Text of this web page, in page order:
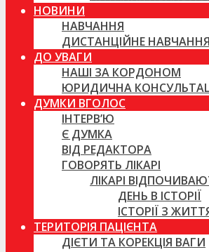
НОВИНИ
НАВЧАННЯ
ДИСТАНЦІЙНЕ НАВЧАННЯ
ДО УВАГИ
НАШІ ЗА КОРДОНОМ
ЮРИДИЧНА
ДУМКИ ВГОЛОС
ІНТЕРВ’Ю
Є ДУМКА
ВІД РЕДАКТОРА
ГОВОРЯТЬ ЛІКАРІ
ЛІКАРІ
ДЕНЬ В ІСТОРІЇ
ІСТОРІЇ З
ТЕРИТОРІЯ ПАЦІЄНТА
ДІЄТИ ТА КОРЕКЦІЯ ВАГИ